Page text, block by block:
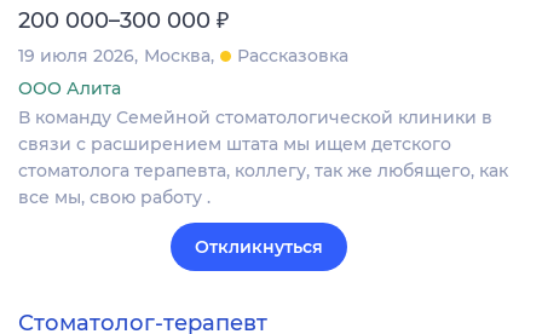
200 000–300 000 ₽
19 июля 2026 Москва
Рассказовка
ООО Алита
В команду Семейной стоматологической клиники в
связи с расширением штата мы ищем детского
стоматолога терапевта, коллегу, так же любящего, как
все мы, свою работу .
Откликнуться
Стоматолог-терапевт